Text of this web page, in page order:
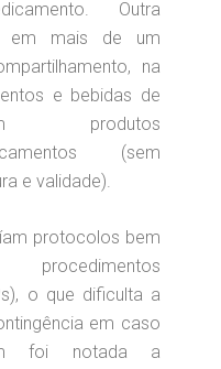
Outra
em mais de um
na
e bebidas de
produtos
(sem
e validade).
protocolos bem
o que dificulta a
em caso
foi notada a